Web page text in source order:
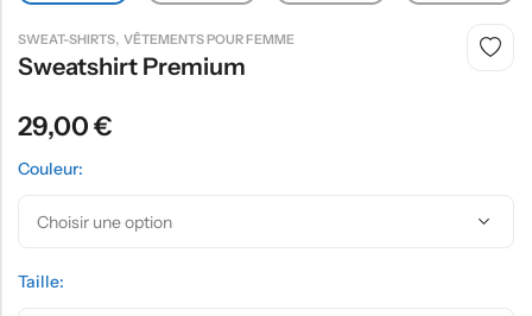
SWEAT-SHIRTS, VÊTEMENTS POUR FEMME
Sweatshirt Premium
29,00€
Couleur:
Taille: